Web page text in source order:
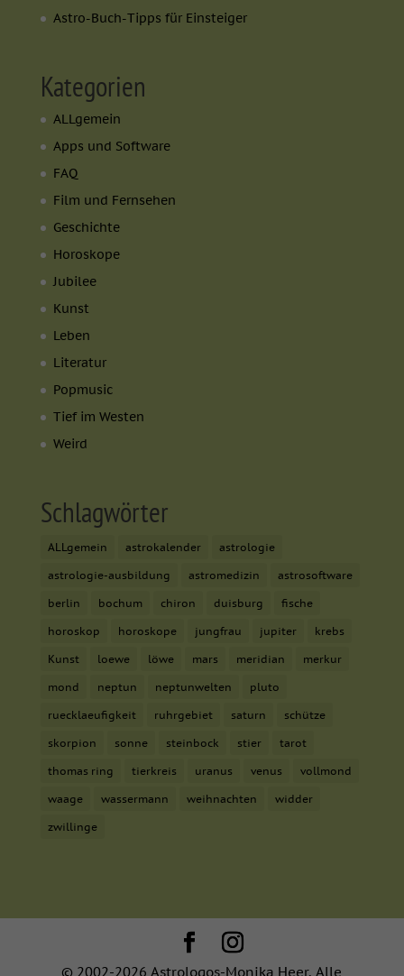
Astro-Buch-Tipps für Einsteiger
Kategorien
ALLgemein
Apps und Software
FAQ
Film und Fernsehen
Geschichte
Horoskope
Jubilee
Kunst
Leben
Literatur
Popmusic
Tief im Westen
Weird
Schlagwörter
ALLgemein astrokalender astrologie
astrologie-ausbildung astromedizin astrosoftware
berlin bochum chiron duisburg fische
horoskop horoskope jungfrau jupiter krebs
Kunst loewe löwe mars meridian merkur
mond neptun neptunwelten pluto
ruecklaeufigkeit ruhrgebiet saturn schütze
skorpion sonne steinbock stier tarot
thomas ring tierkreis uranus venus vollmond
waage wassermann weihnachten widder
zwillinge
© 2002-2026 Astrologos-Monika Heer. Alle